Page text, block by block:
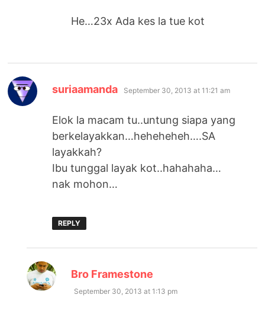
He…23x Ada kes la tue kot
suriaamanda says:
September 30, 2013 at 11:21 am
Elok la macam tu..untung siapa yang
berkelayakkan…heheheheh….SA
layakkah?
Ibu tunggal layak kot..hahahaha…
nak mohon…
REPLY
Bro Framestone
September 30, 2013 at 1:13 pm